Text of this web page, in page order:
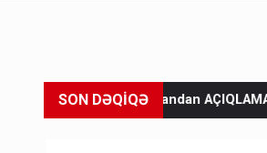
SON DƏQİQƏ
AÇIQLAMA İspaniyadan